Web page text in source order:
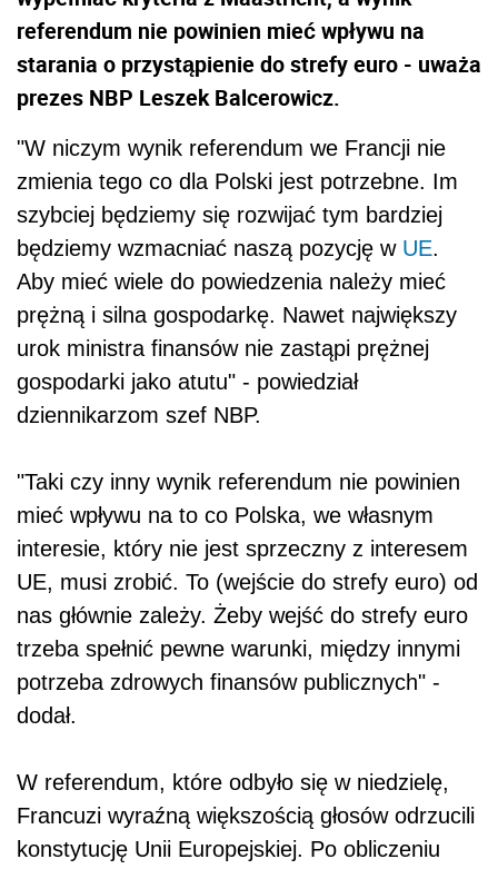
referendum nie powinien mieć wpływu na
starania o przystąpienie do strefy euro - uważa
prezes NBP Leszek Balcerowicz.
"W niczym wynik referendum we Francji nie
zmienia tego co dla Polski jest potrzebne. Im
szybciej będziemy się rozwijać tym bardziej
będziemy wzmacniać naszą pozycję w UE.
Aby mieć wiele do powiedzenia należy mieć
prężną i silna gospodarkę. Nawet największy
urok ministra finansów nie zastąpi prężnej
gospodarki jako atutu" - powiedział
dziennikarzom szef NBP.
"Taki czy inny wynik referendum nie powinien
mieć wpływu na to co Polska, we własnym
interesie, który nie jest sprzeczny z interesem
UE, musi zrobić. To (wejście do strefy euro) od
nas głównie zależy. Żeby wejść do strefy euro
trzeba spełnić pewne warunki, między innymi
potrzeba zdrowych finansów publicznych" -
dodał.
W referendum, które odbyło się w niedzielę,
Francuzi wyraźną większością głosów odrzucili
konstytucję Unii Europejskiej. Po obliczeniu